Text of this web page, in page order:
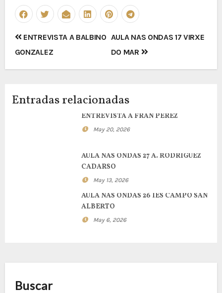
Navegación
de
entradas
ENTREVISTA A BALBINO
GONZALEZ
AULA NAS ONDAS 17 VIRXE
DO MAR
Entradas relacionadas
ENTREVISTA A FRAN PEREZ
May 20, 2026
AULA NAS ONDAS 27 A. RODRIGUEZ
CADARSO
May 13, 2026
AULA NAS ONDAS 26 IES CAMPO SAN
ALBERTO
May 6, 2026
Buscar